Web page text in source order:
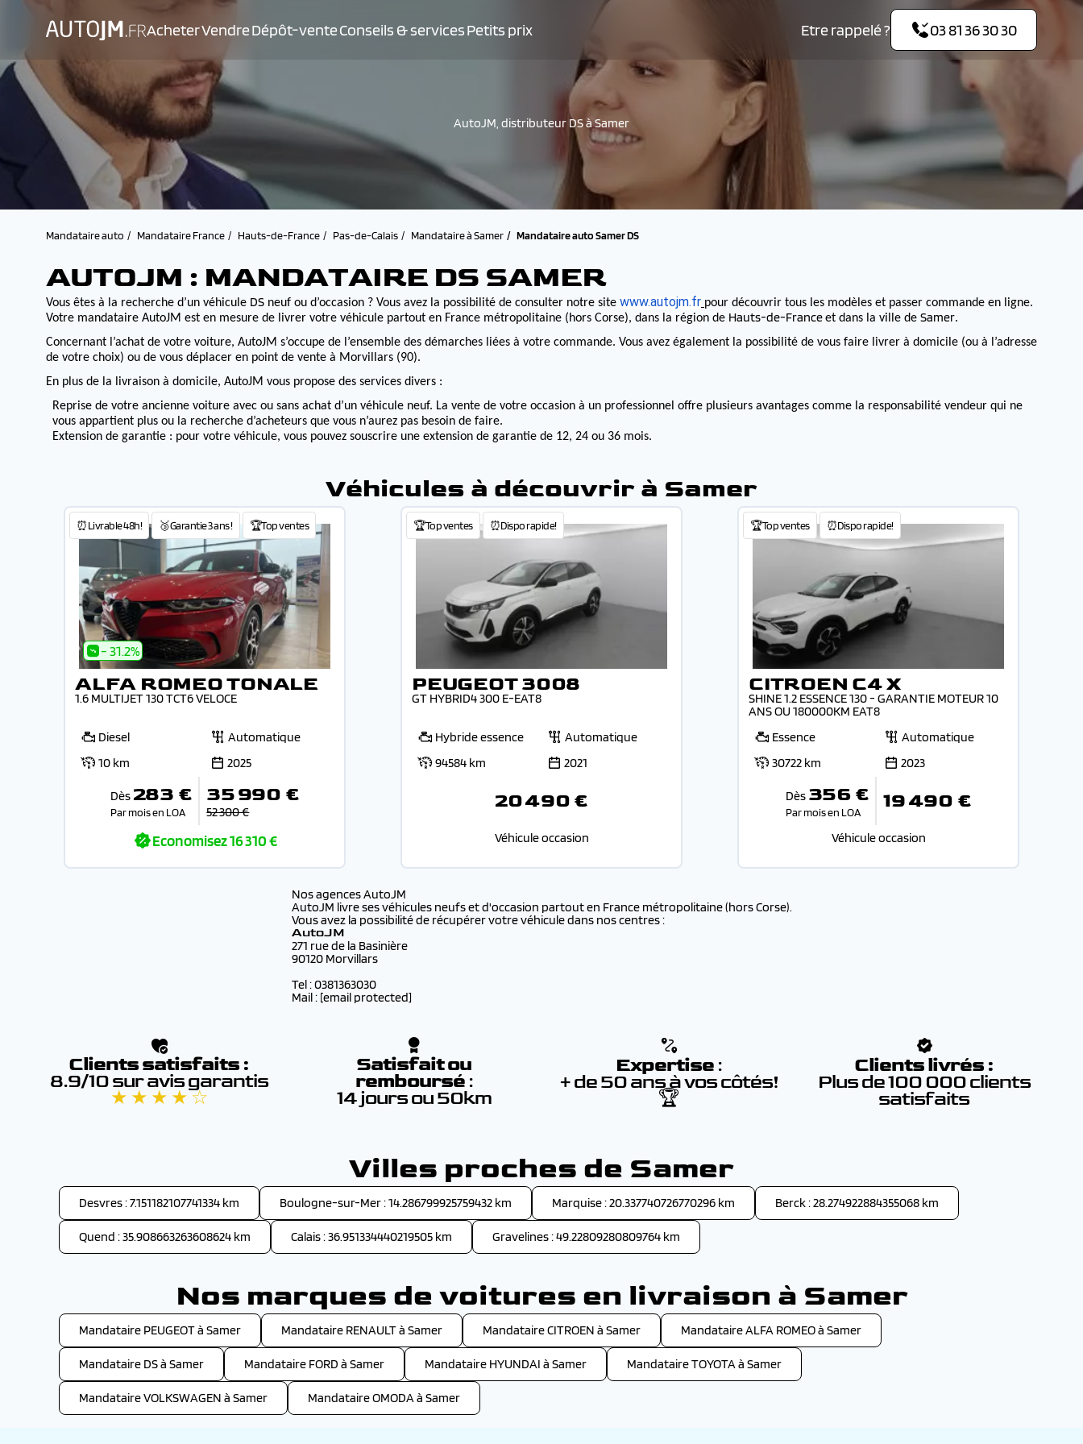
AcheterVendreDépôt-venteConseils & servicesPetits prix Etre rappelé ? 03 81 36 30 30
AutoJM, distributeur DS à Samer
Mandataire auto Mandataire France Hauts-de-France Pas-de-Calais Mandataire à Samer Mandataire auto Samer DS
AUTOJM : MANDATAIRE DS SAMER
Vous êtes à la recherche d’un véhicule DS neuf ou d’occasion ? Vous avez la possibilité de consulter notre site www.autojm.fr pour découvrir tous les modèles et passer commande en ligne.
Votre mandataire AutoJM est en mesure de livrer votre véhicule partout en France métropolitaine (hors Corse), dans la région de Hauts-de-Franceet dans la ville de Samer.
Concernant l’achat de votre voiture, AutoJM s’occupe de l’ensemble des démarches liées à votre commande. Vous avez également la possibilité de vous faire livrer à domicile (ou à l’adresse
de votre choix) ou de vous déplacer en point de vente à Morvillars (90).
En plus de la livraison à domicile, AutoJM vous propose des services divers :
Reprise de votre ancienne voiture avec ou sans achat d’un véhicule neuf. La vente de votre occasion à un professionnel offre plusieurs avantages comme la responsabilité vendeur qui ne
vous appartient plus ou la recherche d’acheteurs que vous n’aurez pas besoin de faire.
Extension de garantie : pour votre véhicule, vous pouvez souscrire une extension de garantie de 12, 24 ou 36 mois.
Véhicules à découvrir à Samer
⏰Livrable 48h! 🥉Garantie 3 ans ! 🏆Top ventes
- 31.2%
ALFA ROMEO TONALE
1.6 MULTIJET 130 TCT6 VELOCE
Diesel
Automatique
10 km
2025
Dès 283 €
Par mois en LOA
35 990 €
52 300 €
Economisez16 310 €
🏆Top ventes ⏰Dispo rapide!
PEUGEOT 3008
GT HYBRID4 300 E-EAT8
Hybride essence
Automatique
94584 km
2021
20 490 €
Véhicule occasion
🏆Top ventes ⏰Dispo rapide!
CITROEN C4 X
SHINE 1.2 ESSENCE 130 - GARANTIE MOTEUR 10
ANS OU 180000KM EAT8
Essence
Automatique
30722 km
2023
Dès 356 €
Par mois en LOA 19 490 €
Véhicule occasion
Nos agences AutoJM
AutoJM livre ses véhicules neufs et d'occasion partout en France métropolitaine (hors Corse).
Vous avez la possibilité de récupérer votre véhicule dans nos centres :
AutoJM
271 rue de la Basinière
90120 Morvillars
Tel : 0381363030
Mail : [email protected]
Clients satisfaits :
8.9/10 sur avis garantis
★ ★ ★ ★ ☆
Satisfait ou
remboursé :
14 jours ou 50km
Expertise :
+ de 50 ans à vos côtés!
🏆
Clients livrés :
Plus de 100 000 clients
satisfaits
Villes proches de Samer
Desvres : 7.151182107741334 km Boulogne-sur-Mer : 14.286799925759432 km Marquise : 20.337740726770296 km Berck : 28.274922884355068 km
Quend : 35.908663263608624 km Calais : 36.951334440219505 km Gravelines : 49.22809280809764 km
Nos marques de voitures en livraison à Samer
Mandataire PEUGEOT à Samer Mandataire RENAULT à Samer Mandataire CITROEN à Samer Mandataire ALFA ROMEO à Samer
Mandataire DS à Samer Mandataire FORD à Samer Mandataire HYUNDAI à Samer Mandataire TOYOTA à Samer
Mandataire VOLKSWAGEN à Samer Mandataire OMODA à Samer